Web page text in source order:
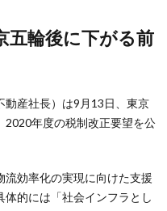
動産社長）は9月13日、東京
2020年度の税制改正要望を公
流効率化の実現に向けた支援
的には「社会インフラとし